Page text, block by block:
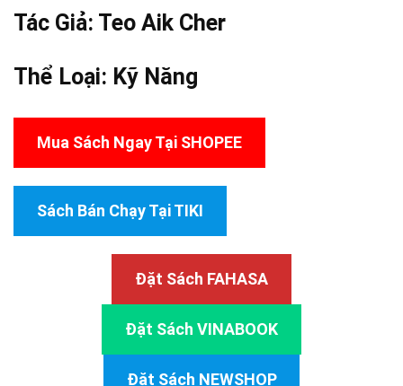
Tác Giả: Teo Aik Cher
Thể Loại: Kỹ Năng
Mua Sách Ngay Tại SHOPEE
Sách Bán Chạy Tại TIKI
Đặt Sách FAHASA
Đặt Sách VINABOOK
Đặt Sách NEWSHOP